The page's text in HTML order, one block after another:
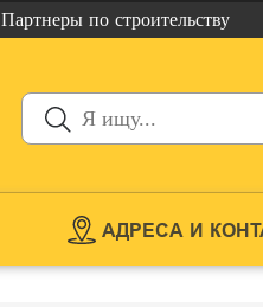
Партнеры по строительству
АДРЕСА И